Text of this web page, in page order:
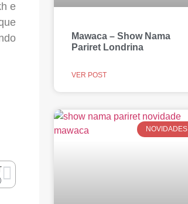
e
Mawaca – Show Nama
Pariret Londrina
VER POST
NOVIDADES